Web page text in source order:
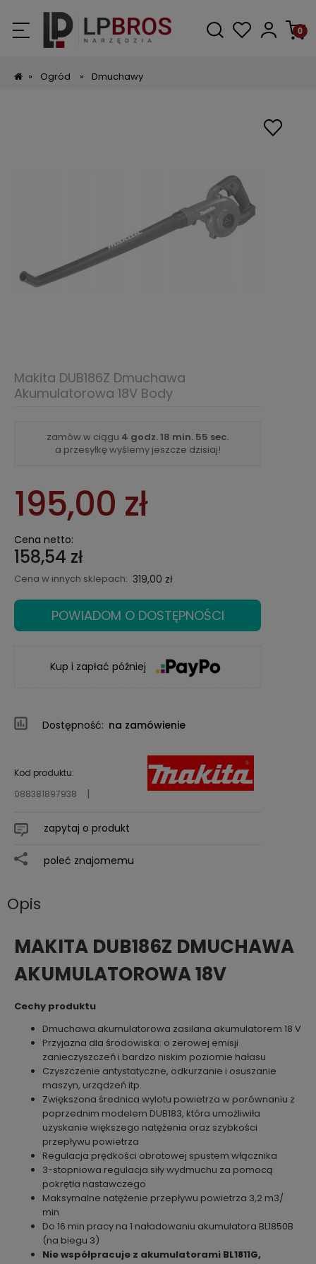
» Ogród » Dmuchawy
zamów w ciągu 4 godz.18 min. 54 sec.
a przesyłkę wyślemy jeszcze dzisiaj!
Makita DUB186Z Dmuchawa
Akumulatorowa 18V Body
195,00 zł
Cena netto:
158,54 zł
Cena w innych sklepach: 319,00 zł
POWIADOM O DOSTĘPNOŚCI
Kup i zapłać później
Dostępność: na zamówienie
Kod produktu:
088381897938
zapytaj o produkt
poleć znajomemu
Opis
MAKITA DUB186Z DMUCHAWA
AKUMULATOROWA 18V
Cechy produktu
Dmuchawa akumulatorowa zasilana akumulatorem 18 V
Przyjazna dla środowiska: o zerowej emisji
zanieczyszczeń i bardzo niskim poziomie hałasu
Czyszczenie antystatyczne, odkurzanie i osuszanie
maszyn, urządzeń itp.
Zwiększona średnica wylotu powietrza w porównaniu z
poprzednim modelem DUB183, która umożliwiła
uzyskanie większego natężenia oraz szybkości
przepływu powietrza
Regulacja prędkości obrotowej spustem włącznika
3-stopniowa regulacja siły wydmuchu za pomocą
pokrętła nastawczego
Maksymalne natężenie przepływu powietrza 3,2 m3/
min
Do 16 min pracy na 1 naładowaniu akumulatora BL1850B
(na biegu 3)
Nie współpracuje z akumulatorami BL1811G,